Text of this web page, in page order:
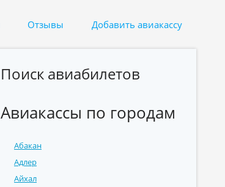
Отзывы Добавить авиакассу
Поиск авиабилетов
Авиакассы по городам
Абакан
Адлер
Айхал